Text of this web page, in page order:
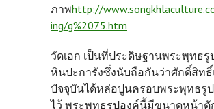
ภาพhttp://
ing/g%2075.htm
วัดเอก เป็นที่ประดิษฐานพระพุทธรู
หินปะการังซึ่งนับถือกันว่าศักดิ์สิท
ปัจจุบันได้หล่อปูนครอบพระพุทธรูป
ไว้ พระพุทธรูปองค์นี้มีขนาดหน้าตั